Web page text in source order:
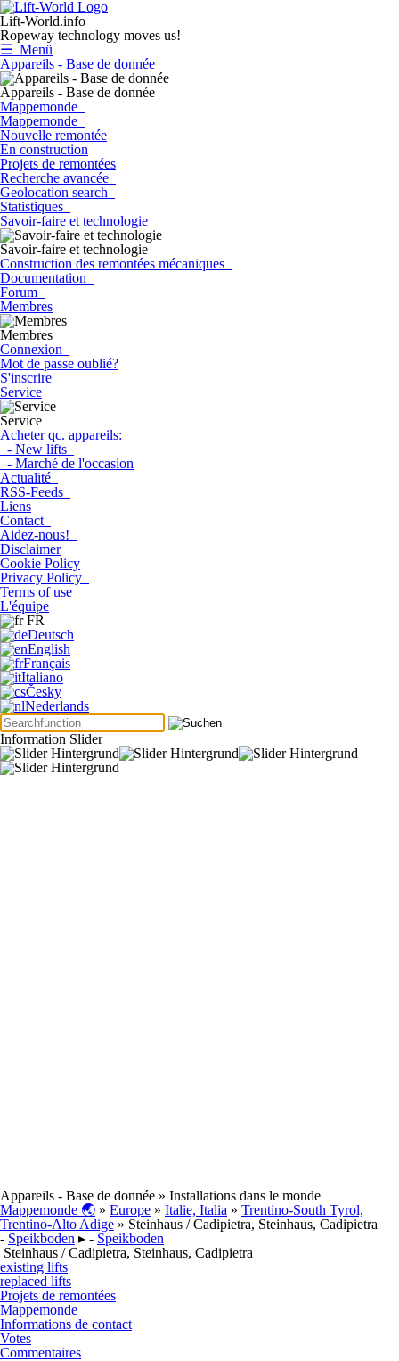
Lift-World.info
Ropeway technology moves us!
☰ Menü
Appareils - Base de donnée
Appareils - Base de donnée
Mappemonde
Mappemonde
Nouvelle remontée
En construction
Projets de remontées
Recherche avancée
Geolocation search
Statistiques
Savoir-faire et technologie
Savoir-faire et technologie
Construction des remontées mécaniques
Documentation
Forum
Membres
Membres
Connexion
Mot de passe oublié?
S'inscrire
Service
Service
Acheter qc. appareils:
- New lifts
- Marché de l'occasion
Actualité
RSS-Feeds
Liens
Contact
Aidez-nous!
Disclaimer
Cookie Policy
Privacy Policy
Terms of use
L'équipe
FR
Deutsch
English
Français
Italiano
Česky
Nederlands
Information Slider
Appareils - Base de donnée » Installations dans le monde
Mappemonde 🌏 » Europe » Italie, Italia » Trentino-South Tyrol,
Trentino-Alto Adige » Steinhaus / Cadipietra, Steinhaus, Cadipietra
- Speikboden ▸ - Speikboden
Steinhaus / Cadipietra, Steinhaus, Cadipietra
existing lifts
replaced lifts
Projets de remontées
Mappemonde
Informations de contact
Votes
Commentaires